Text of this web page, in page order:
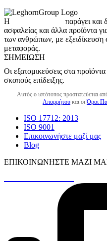
Η
παράγει και
ασφαλείας και άλλα προϊόντα
των ανθρώπων, με εξειδίκευση
μεταφοράς.
ΣΗΜΕΊΩΣΗ
Οι εξατομικεύσεις στα
σκοπούς επίδειξης.
Αυτός ο ιστότοπος προστατεύεται
Απορρήτου και οιΌροι
ISO 17712: 2013
ISO 9001
Επικοινωνήστε μαζί μας
Blog
ΕΠΙΚΟΙΝΩΝΉΣΤΕ ΜΑΖΊ